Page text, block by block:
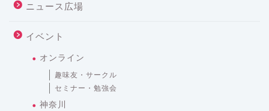
ニュース広場
イベント
オンライン
趣味友・サークル
セミナー・勉強会
神奈川